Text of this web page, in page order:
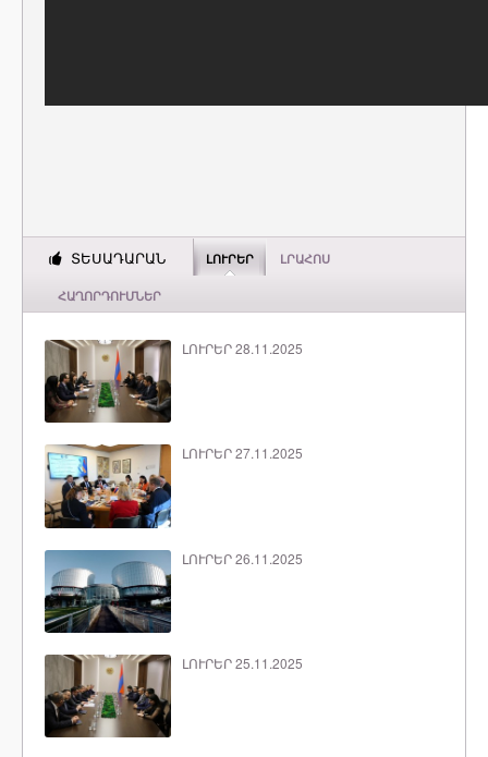
ՏԵՍԱԴԱՐԱՆ ԼՈՒՐԵՐ ԼՐԱՀՈՍ
ՀԱՂՈՐԴՈՒՄՆԵՐ
ԼՈՒՐԵՐ 28.11.2025
ԼՈՒՐԵՐ 27.11.2025
ԼՈՒՐԵՐ 26.11.2025
ԼՈՒՐԵՐ 25.11.2025